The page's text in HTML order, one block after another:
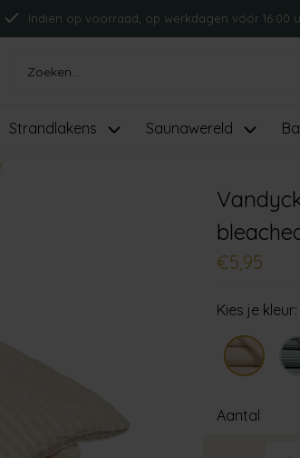
Indien op voorraad, op werkdagen vóór 16:00
Strandlakens Saunawereld
€5,95
Kies je kleur:
Aantal